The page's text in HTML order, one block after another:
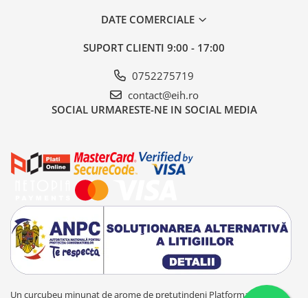
DATE COMERCIALE
SUPORT CLIENTI 9:00 - 17:00
0752275719
contact@eih.ro
SOCIAL URMARESTE-NE IN SOCIAL MEDIA
Un curcubeu minunat de arome de pretutindeni Platforma E-